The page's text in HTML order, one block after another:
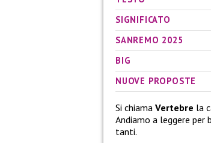
SIGNIFICATO
SANREMO 2025
BIG
NUOVE PROPOSTE
Si chiama Vertebre la
Andiamo a leggere per
tanti.